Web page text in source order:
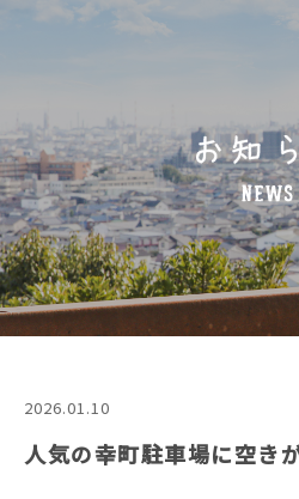
2026.01.10
人気の幸町駐車場に空き